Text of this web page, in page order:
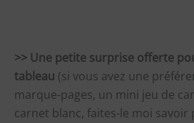
>> Une petite surprise offerte
tableau (si vous avez une
marque-pages, un mini jeu de
carnet blanc, faites-le moi